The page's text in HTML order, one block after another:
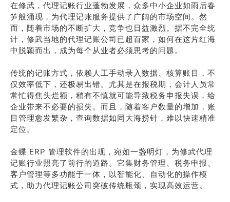
在修武，代理记账行业蓬勃发展，众多中小企业如雨后春
笋般涌现，为代理记账服务提供了广阔的市场空间。然
而，随着市场的不断扩大，竞争也日益激烈。据不完全统
计，修武当地的代理记账公司已超百家，如何在这片红海
中脱颖而出，成为每个从业者必须思考的问题。
传统的记账方式，依赖人工手动录入数据、核算账目，不
仅效率低下，还极易出错。尤其是在报税期，会计人员常
常忙得焦头烂额，稍有不慎就可能导致税务申报失误，给
企业带来不必要的损失。而且，随着客户数量的增加，账
目管理愈发繁杂，查询数据如同大海捞针，难以快速精准
定位。
金蝶 ERP 管理软件的出现，宛如一盏明灯，为修武代理
记账行业照亮了前行的道路。它集财务管理、税务申报、
客户管理等多功能于一体，以智能化、自动化的操作模
式，助力代理记账公司突破传统瓶颈，实现高效运营。